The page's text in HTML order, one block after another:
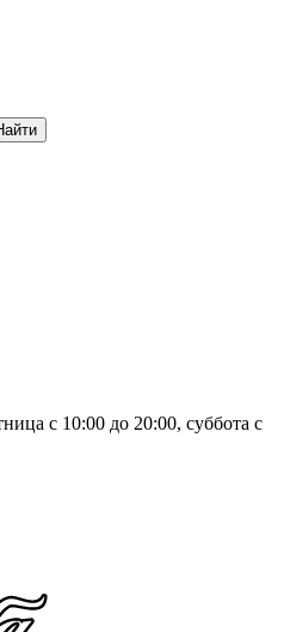
с 10:00 до 20:00, суббота с